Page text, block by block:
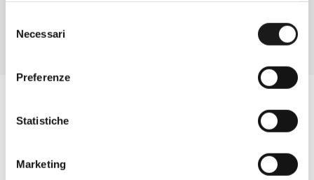
delNecessari
Preferenze
Statistiche
Marketing